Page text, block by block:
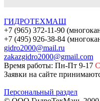
ГИДРОТЕХМАШ
+7 (965) 372-11-90
+7 (495) 926-38-84
gidro2000@mail.ru
zakazgidro2000@gmail.com
Время работы: Пн-Пт 9-17
Заявки на сайте
Персональный раздел